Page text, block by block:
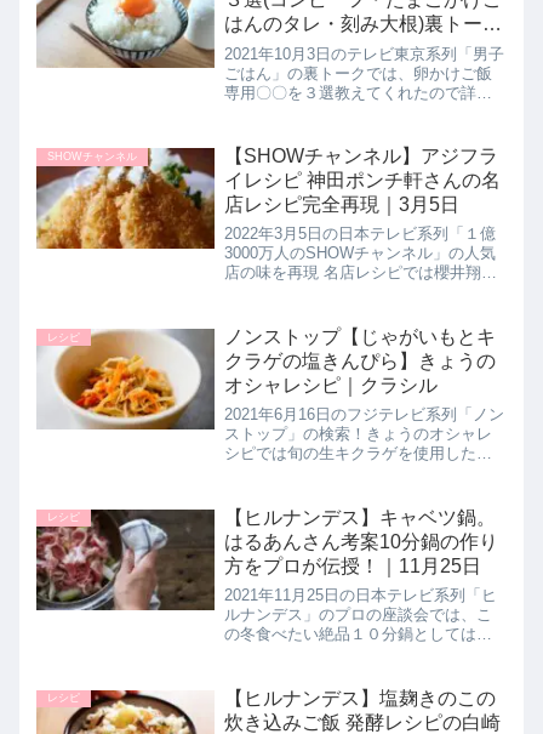
はんのタレ・刻み大根)裏トー
ク！10月3日
2021年10月3日のテレビ東京系列「男子
ごはん」の裏トークでは、卵かけご飯
専用〇〇を３選教えてくれたので詳し
〇３選TKG専用魔法のきざみ大根 View
this pos...
SHOWチャンネル
【SHOWチャンネル】アジフラ
イレシピ 神田ポンチ軒さんの名
店レシピ完全再現｜3月5日
2022年3月5日の日本テレビ系列「１億
3000万人のSHOWチャンネル」の人気
店の味を再現 名店レシピでは櫻井翔さ
える揚げ物の名店・ポンチ軒さんの絶
品【あじフライ】の作り...
レシピ
ノンストップ【じゃがいもとキ
クラゲの塩きんぴら】きょうの
オシャレシピ｜クラシル
2021年6月16日のフジテレビ系列「ノン
ストップ」の検索！きょうのオシャレ
シピでは旬の生キクラゲを使用したク
ら】の作り方を教えてくれたのでくわ
しく紹介します。>>ノンスト...
レシピ
【ヒルナンデス】キャベツ鍋。
はるあんさん考案10分鍋の作り
方をプロが伝授！｜11月25日
2021年11月25日の日本テレビ系列「ヒ
ルナンデス」のプロの座談会では、こ
の冬食べたい絶品１０分鍋としてはる
>>ヒルナンデス記事一覧はこちら【キ
ャベツ鍋】10分鍋レシピ材...
レシピ
【ヒルナンデス】塩麹きのこの
炊き込みご飯 発酵レシピの白崎